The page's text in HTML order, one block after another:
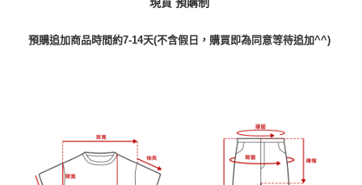
預購追加商品時間約7-14天(不含假日，購買即為同意等待追加^^)